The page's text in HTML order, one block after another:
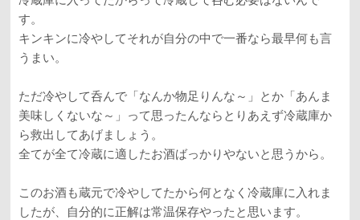
す。
キンキンに冷やしてそれが自分の中で一番なら最早何も言
うまい。
ただ冷やして呑んで「なんか物足りんな～」とか「あんま
美味しくないな～」って思ったんならとりあえず冷蔵庫か
ら救出してあげましょう。
全てが全て冷蔵に適したお酒ばっかりやないと思うから。
このお酒も蔵元で冷やしてたから何となく冷蔵庫に入れま
したが、自分的に正解は常温保存やったと思います。